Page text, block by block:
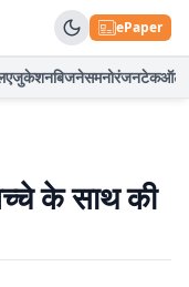
ePaper
एजुकेशनबिजनेसमनोरंजनटेकऑटो
के साथ की